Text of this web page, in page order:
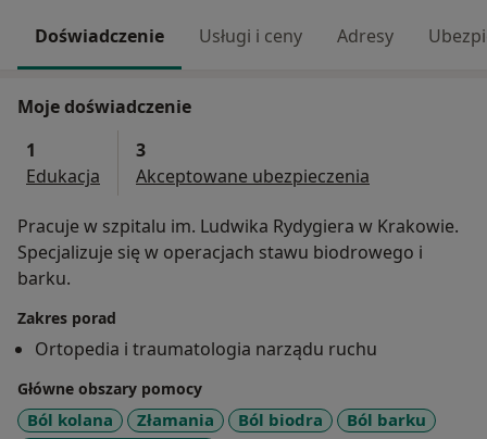
Doświadczenie Usługi i ceny Adresy
Moje doświadczenie
1
Edukacja
3
Akceptowane ubezpieczenia
Pracuje w szpitalu im. Ludwika Rydygiera w Krakowie.
Specjalizuje się w operacjach stawu biodrowego i
barku.
Zakres porad
Ortopedia i traumatologia narządu ruchu
Główne obszary pomocy
Ból kolana Złamania Ból biodra
Ból barku